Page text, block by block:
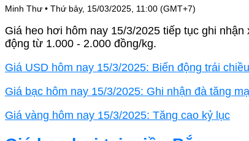
Minh Thư • Thứ bảy, 15/03/2025, 11:00 (GMT+7)
Giá heo hơi hôm nay 15/3/2025 tiếp tục ghi
động từ 1.000 - 2.000 đồng/kg.
Giá USD hôm nay 15/3/2025: Biến động trái chiều
Giá bạc hôm nay 15/3/2025: Ghi nhận đà tăng
Giá vàng hôm nay 15/3/2025: Tăng cao kỷ lục